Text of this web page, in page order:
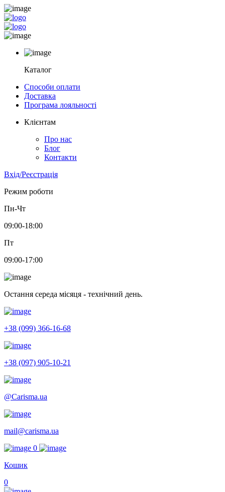
Каталог
Способи оплати
Доставка
Програма лояльності
Клієнтам
Про нас
Блог
Контакти
Вхід/Реєстрація
Режим роботи
Пн-Чт
09:00-18:00
Пт
09:00-17:00
Остання середа місяця - технічний день.
+38 (099) 366-16-68
+38 (097) 905-10-21
@Carisma.ua
mail@carisma.ua
0
Кошик
0